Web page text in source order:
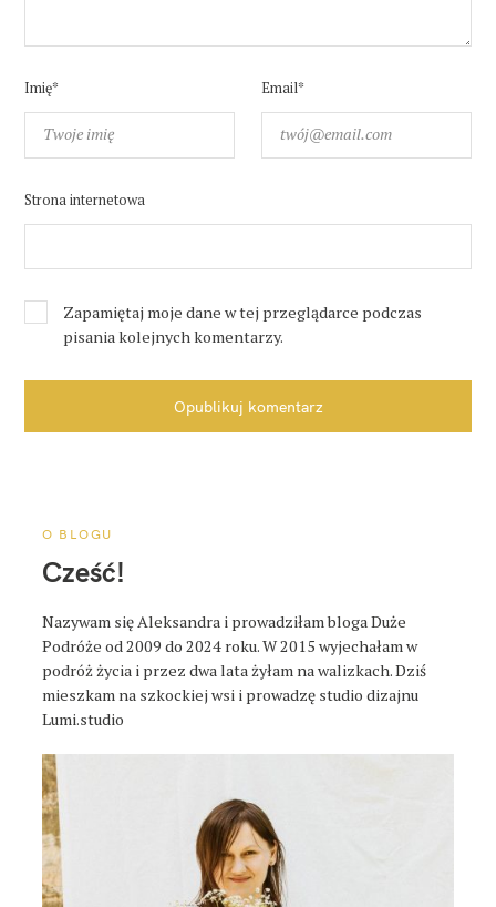
Imię* Email*
Strona internetowa
Zapamiętaj moje dane w tej przeglądarce podczas
pisania kolejnych komentarzy.
Opublikuj komentarz
O BLOGU
Cześć!
Nazywam się Aleksandra i prowadziłam bloga Duże
Podróże od 2009 do 2024 roku. W 2015 wyjechałam w
podróż życia i przez dwa lata żyłam na walizkach. Dziś
mieszkam na szkockiej wsi i prowadzę studio dizajnu
Lumi.studio